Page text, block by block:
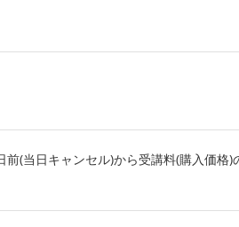
(当日キャンセル)から受講料(購入価格